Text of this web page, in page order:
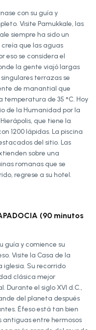
con su guía y
Visite Pamukkale, las
siempre ha sido un
que las aguas
eso se considera el
la gente viajó largas
terrazas se
de manantial que
de 35 °C. Hoy
de la Humanidad por la
que tiene la
1200 lápidas. La piscina
del sitio. Las
sobre una
romanas que se
regrese a su hotel.
(90 minutos
guía y comience su
Visite la Casa de la
iglesia. Su recorrido
clásica mejor
Durante el siglo XVI d.C.,
del planeta después
Éfeso está tan bien
antiguas entre hermosos